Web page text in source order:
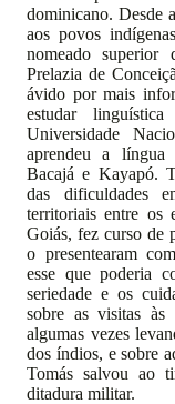
dominicano. Desde
aos povos
nomeado superior
Prelazia de
ávido por mais
estudar
Universidade
aprendeu a
Bacajá e Kayapó.
das dificuldades
territoriais entre os
Goiás, fez curso de
o presentearam
esse que poderia
seriedade e os
sobre as visitas às
algumas vezes
dos índios, e sobre
Tomás salvou ao
ditadura militar.